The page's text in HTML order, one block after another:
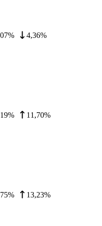
% 4,36%
% 11,70%
% 13,23%